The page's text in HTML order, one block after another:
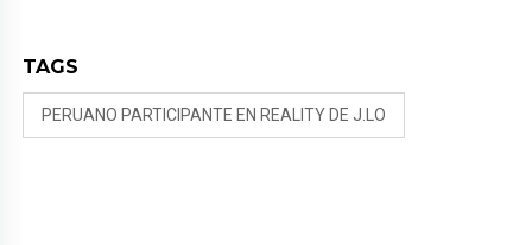
TAGS
PERUANO PARTICIPANTE EN REALITY DE J.LO